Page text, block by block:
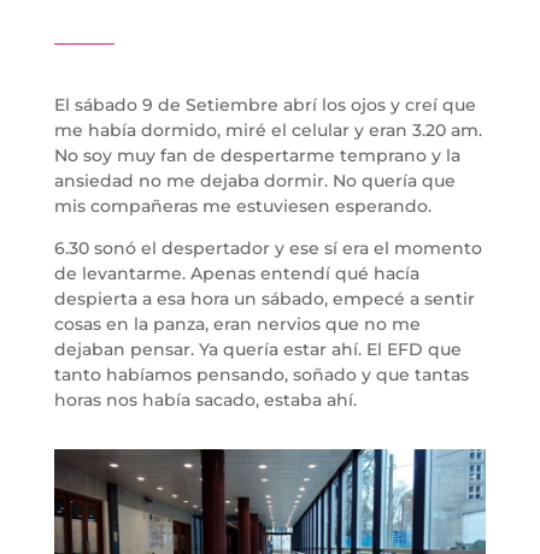
El sábado 9 de Setiembre abrí los ojos y creí que
me había dormido, miré el celular y eran 3.20 am.
No soy muy fan de despertarme temprano y la
ansiedad no me dejaba dormir. No quería que
mis compañeras me estuviesen esperando.
6.30 sonó el despertador y ese sí era el momento
de levantarme. Apenas entendí qué hacía
despierta a esa hora un sábado, empecé a sentir
cosas en la panza, eran nervios que no me
dejaban pensar. Ya quería estar ahí. El EFD que
tanto habíamos pensando, soñado y que tantas
horas nos había sacado, estaba ahí.